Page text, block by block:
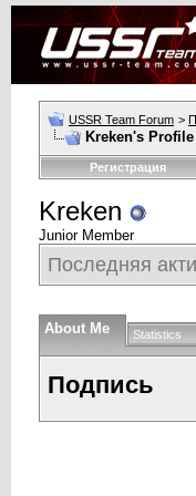
USSR Team Forum >
Kreken's Profile
Регистрация
Kreken
Junior Member
Последняя
About Me Statistics
Подпись